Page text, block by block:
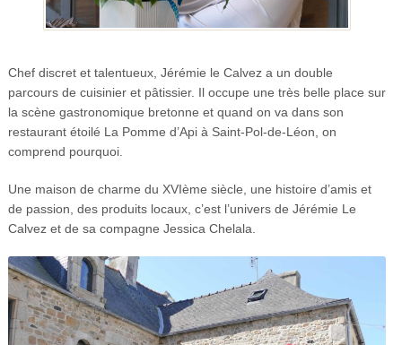
Chef discret et talentueux, Jérémie le Calvez a un double
parcours de cuisinier et pâtissier. Il occupe une très belle place sur
la scène gastronomique bretonne et quand on va dans son
restaurant étoilé La Pomme d’Api à Saint-Pol-de-Léon, on
comprend pourquoi.
Une maison de charme du XVIème siècle, une histoire d’amis et
de passion, des produits locaux, c’est l’univers de Jérémie Le
Calvez et de sa compagne Jessica Chelala.